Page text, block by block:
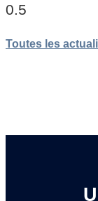
Toutes les